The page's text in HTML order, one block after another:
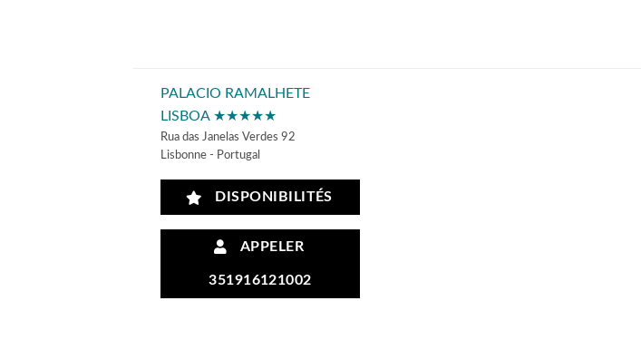
PALACIO RAMALHETE
LISBOA ★★★★★
Rua das Janelas Verdes 92
Lisbonne - Portugal
DISPONIBILITÉS
APPELER
351916121002